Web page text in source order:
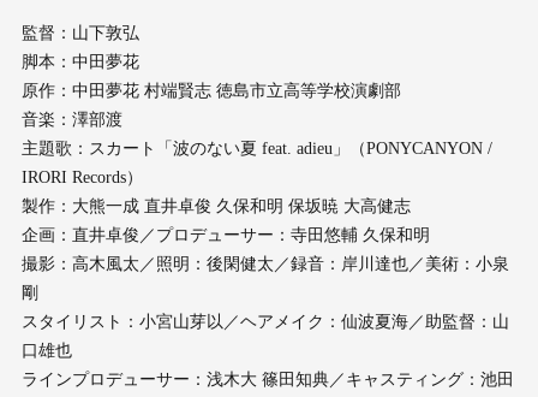
監督：山下敦弘
脚本：中田夢花
原作：中田夢花 村端賢志 徳島市立高等学校演劇部
音楽：澤部渡
主題歌：スカート「波のない夏 feat. adieu」（PONYCANYON /
IRORI Records）
製作：大熊一成 直井卓俊 久保和明 保坂暁 大高健志
企画：直井卓俊／プロデューサー：寺田悠輔 久保和明
撮影：高木風太／照明：後閑健太／録音：岸川達也／美術：小泉
剛
スタイリスト：小宮山芽以／ヘアメイク：仙波夏海／助監督：山
口雄也
ラインプロデューサー：浅木大 篠田知典／キャスティング：池田